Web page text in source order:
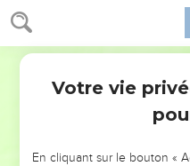
NE MANQUEZ
Votre vie
En cliquant sur le bouton «